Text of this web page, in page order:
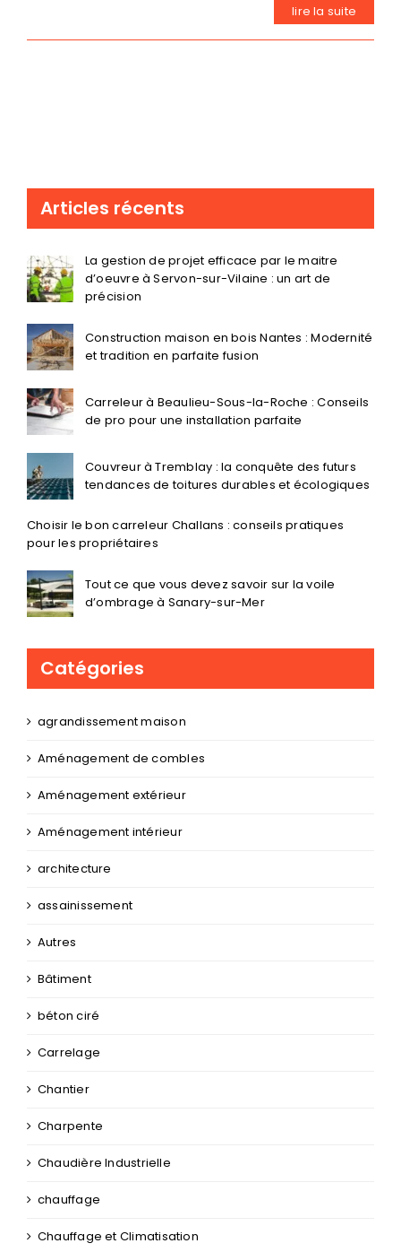
lire la suite
Articles récents
La gestion de projet efficace par le maitre
d’oeuvre à Servon-sur-Vilaine : un art de
précision
Construction maison en bois Nantes : Modernité
et tradition en parfaite fusion
Carreleur à Beaulieu-Sous-la-Roche : Conseils
de pro pour une installation parfaite
Couvreur à Tremblay : la conquête des futurs
tendances de toitures durables et écologiques
Choisir le bon carreleur Challans : conseils pratiques
pour les propriétaires
Tout ce que vous devez savoir sur la voile
d’ombrage à Sanary-sur-Mer
Catégories
agrandissement maison
Aménagement de combles
Aménagement extérieur
Aménagement intérieur
architecture
assainissement
Autres
Bâtiment
béton ciré
Carrelage
Chantier
Charpente
Chaudière Industrielle
chauffage
Chauffage et Climatisation